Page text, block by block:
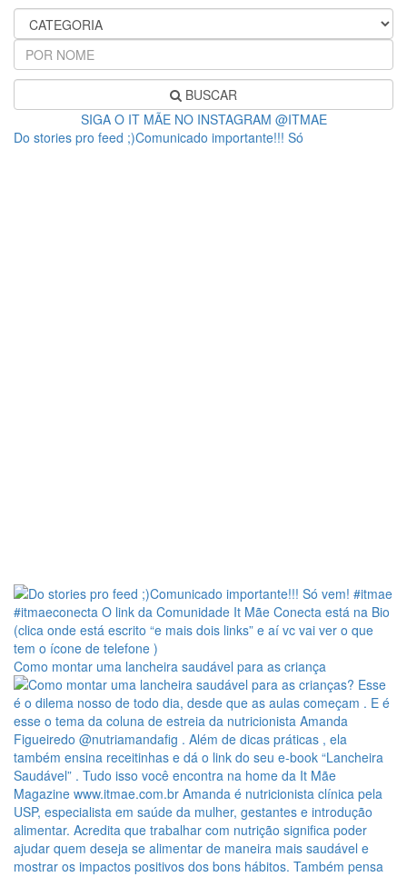
BUSCAR
SIGA O IT MÃE NO INSTAGRAM @ITMAE
Do stories pro feed ;)Comunicado importante!!! Só
Como montar uma lancheira saudável para as criança